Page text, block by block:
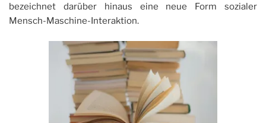
bezeichnet darüber hinaus eine neue Form sozialer
Mensch-Maschine-Interaktion.